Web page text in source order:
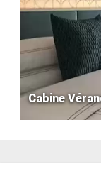
Cabine